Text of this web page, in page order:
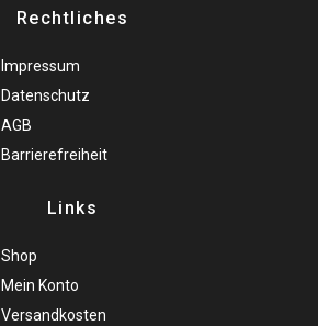
Rechtliches
Impressum
Datenschutz
AGB
Barrierefreiheit
Links
Shop
Mein Konto
Versandkosten